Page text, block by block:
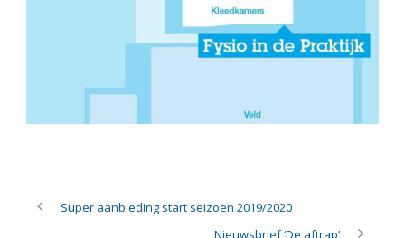
Super aanbieding start seizoen 2019/2020
Nieuwsbrief ‘De aftrap’